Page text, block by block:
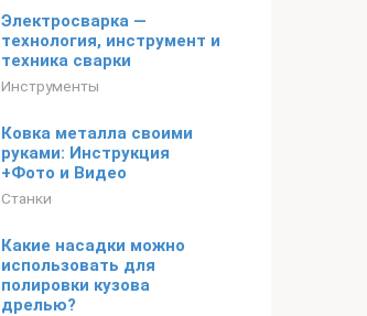
Электросварка —
технология, инструмент и
техника сварки
Инструменты
Ковка металла своими
руками: Инструкция
+Фото и Видео
Станки
Какие насадки можно
использовать для
полировки кузова
дрелью?